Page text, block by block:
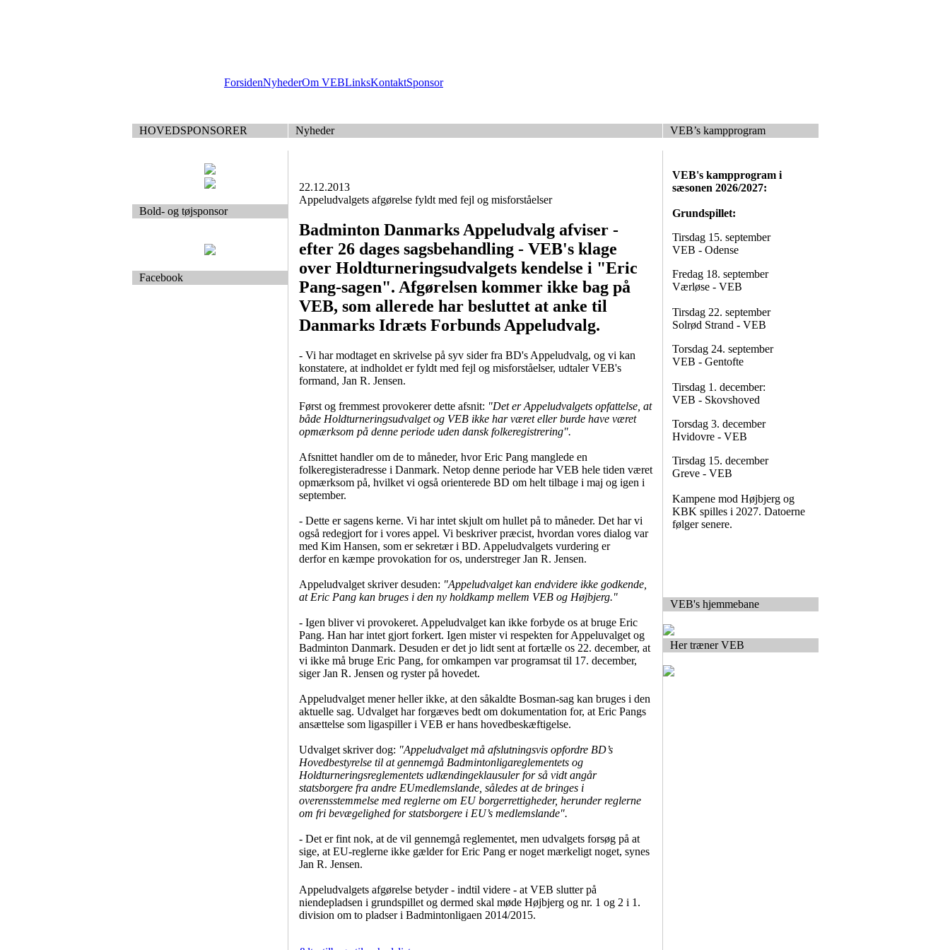
ForsidenNyhederOm VEBLinksKontaktSponsor
HOVEDSPONSORER Nyheder VEB’s kampprogram
Bold- og tøjsponsor
Facebook
22.12.2013
Appeludvalgets afgørelse fyldt med fejl og misforståelser
Badminton Danmarks Appeludvalg afviser -
efter 26 dages sagsbehandling - VEB's klage
over Holdturneringsudvalgets kendelse i "Eric
Pang-sagen". Afgørelsen kommer ikke bag på
VEB, som allerede har besluttet at anke til
Danmarks Idræts Forbunds Appeludvalg.
- Vi har modtaget en skrivelse på syv sider fra BD's Appeludvalg, og vi kan
konstatere, at indholdet er fyldt med fejl og misforståelser, udtaler VEB's
formand, Jan R. Jensen.
Først og fremmest provokerer dette afsnit: "Det er Appeludvalgets opfattelse, at
både Holdturneringsudvalget og VEB ikke har været eller burde have været
opmærksom på denne periode uden dansk folkeregistrering".
Afsnittet handler om de to måneder, hvor Eric Pang manglede en
folkeregisteradresse i Danmark. Netop denne periode har VEB hele tiden været
opmærksom på, hvilket vi også orienterede BD om helt tilbage i maj og igen i
september.
- Dette er sagens kerne. Vi har intet skjult om hullet på to måneder. Det har vi
også redegjort for i vores appel. Vi beskriver præcist, hvordan vores dialog var
med Kim Hansen, som er sekretær i BD. Appeludvalgets vurdering er
derfor en kæmpe provokation for os, understreger Jan R. Jensen.
Appeludvalget skriver desuden: "Appeludvalget kan endvidere ikke godkende,
at Eric Pang kan bruges i den ny holdkamp mellem VEB og Højbjerg."
- Igen bliver vi provokeret. Appeludvalget kan ikke forbyde os at bruge Eric
Pang. Han har intet gjort forkert. Igen mister vi respekten for Appeluvalget og
Badminton Danmark. Desuden er det jo lidt sent at fortælle os 22. december, at
vi ikke må bruge Eric Pang, for omkampen var programsat til 17. december,
siger Jan R. Jensen og ryster på hovedet.
Appeludvalget mener heller ikke, at den såkaldte Bosman-sag kan bruges i den
aktuelle sag. Udvalget har forgæves bedt om dokumentation for, at Eric Pangs
ansættelse som ligaspiller i VEB er hans hovedbeskæftigelse.
Udvalget skriver dog: "Appeludvalget må afslutningsvis opfordre BD’s
Hovedbestyrelse til at gennemgå Badmintonligareglementets og
Holdturneringsreglementets udlændingeklausuler for så vidt angår
statsborgere fra andre EUmedlemslande, således at de bringes i
overensstemmelse med reglerne om EU borgerrettigheder, herunder reglerne
om fri bevægelighed for statsborgere i EU’s medlemslande".
- Det er fint nok, at de vil gennemgå reglementet, men udvalgets forsøg på at
sige, at EU-reglerne ikke gælder for Eric Pang er noget mærkeligt noget, synes
Jan R. Jensen.
Appeludvalgets afgørelse betyder - indtil videre - at VEB slutter på
niendepladsen i grundspillet og dermed skal møde Højbjerg og nr. 1 og 2 i 1.
division om to pladser i Badmintonligaen 2014/2015.
VEB's kampprogram i
sæsonen 2026/2027:
Grundspillet:
Tirsdag 15. september
VEB - Odense
Fredag 18. september
Værløse - VEB
Tirsdag 22. september
Solrød Strand - VEB
Torsdag 24. september
VEB - Gentofte
Tirsdag 1. december:
VEB - Skovshoved
Torsdag 3. december
Hvidovre - VEB
Tirsdag 15. december
Greve - VEB
Kampene mod Højbjerg og
KBK spilles i 2027. Datoerne
følger senere.
VEB's hjemmebane
Her træner VEB